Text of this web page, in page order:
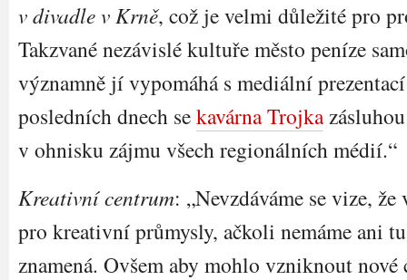
v divadle v Krně, což je velmi důležité pro
Takzvané nezávislé kultuře město peníze
významně jí vypomáhá s mediální
posledních dnech sekavárna Trojka
v ohnisku zájmu všech regionálních médií.“
Kreativní centrum: „Nevzdáváme se vize,
pro kreativní průmysly, ačkoli nemáme ani
znamená. Ovšem aby mohlo vzniknout nové